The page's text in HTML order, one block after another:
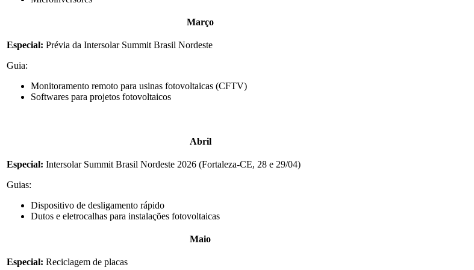
Março
Especial: Prévia da Intersolar Summit Brasil Nordeste
Guia:
Monitoramento remoto para usinas fotovoltaicas (CFTV)
Softwares para projetos fotovoltaicos
Abril
Especial: Intersolar Summit Brasil Nordeste 2026 (Fortaleza-CE, 28 e 29/04)
Guias:
Dispositivo de desligamento rápido
Dutos e eletrocalhas para instalações fotovoltaicas
Maio
Especial: Reciclagem de placas